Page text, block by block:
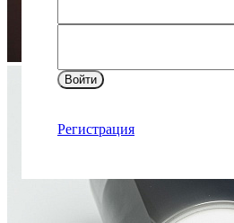
Войти
Регистрация